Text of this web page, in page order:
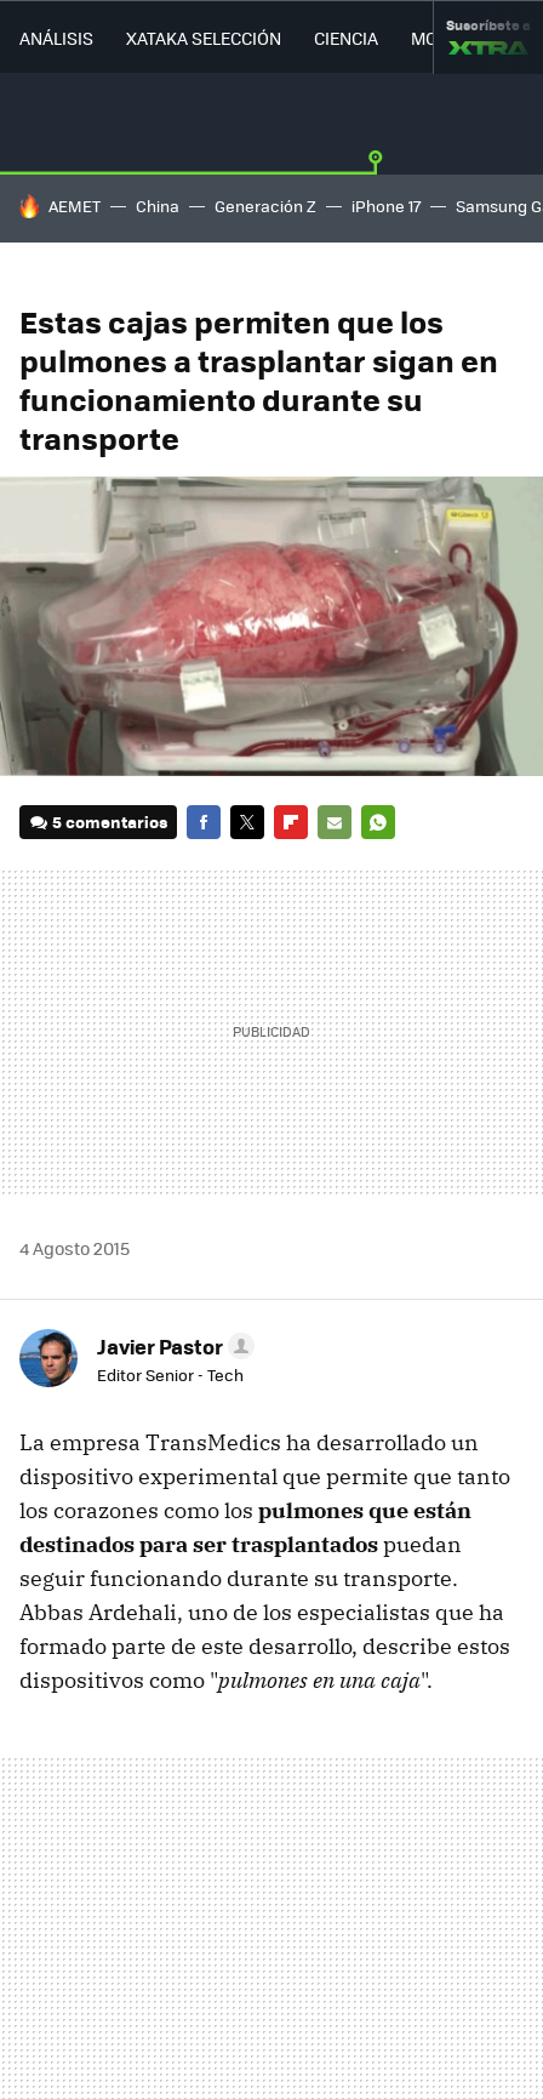
ANÁLISIS XATAKA SELECCIÓN CIENCIA MOVILIDAD
Suscríbete a
HOY SE HABLA DE
AEMET China Generación Z iPhone 17 Samsung
Estas cajas permiten que los
pulmones a trasplantar sigan en
funcionamiento durante su
transporte
5 comentarios
MAIL
4 Agosto 2015
Javier Pastor
Editor Senior - Tech
La empresa TransMedics ha desarrollado un
dispositivo experimental que permite que tanto
los corazones como los pulmones que están
destinados para ser trasplantadospuedan
seguir funcionando durante su transporte.
Abbas Ardehali, uno de los especialistas que ha
formado parte de este desarrollo, describe estos
dispositivos como "pulmones en una caja".